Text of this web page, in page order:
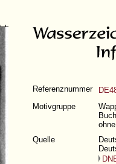
Referenznummer
Motivgruppe
Quelle